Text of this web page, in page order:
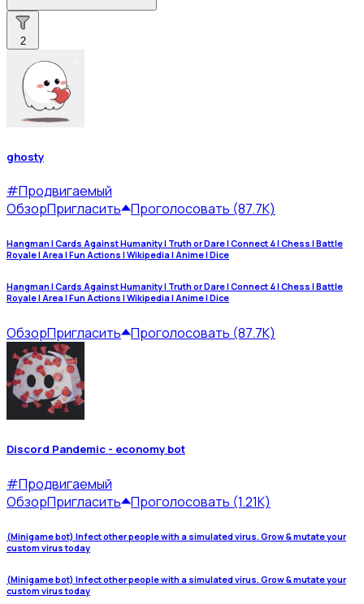
2
ghosty
#Продвигаемый
ОбзорПригласить Проголосовать (87.7K)
Hangman | Cards Against Humanity | Truth or Dare | Connect 4 | Chess | Battle
Royale | Area | Fun Actions | Wikipedia | Anime | Dice
Hangman | Cards Against Humanity | Truth or Dare | Connect 4 | Chess | Battle
Royale | Area | Fun Actions | Wikipedia | Anime | Dice
ОбзорПригласить Проголосовать (87.7K)
Discord Pandemic - economy bot
#Продвигаемый
ОбзорПригласить Проголосовать (1.21K)
(Minigame bot) Infect other people with a simulated virus. Grow & mutate your
custom virus today
(Minigame bot) Infect other people with a simulated virus. Grow & mutate your
custom virus today